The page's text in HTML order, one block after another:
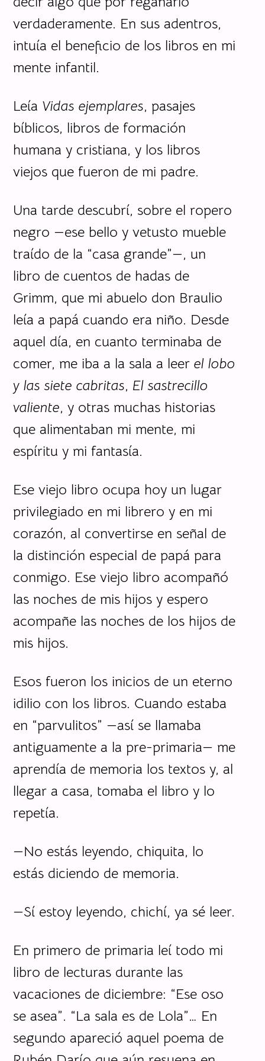
verdaderamente. En sus adentros,
intuía el beneficio de los libros en mi
mente infantil.
Leía Vidas ejemplares, pasajes
bíblicos, libros de formación
humana y cristiana, y los libros
viejos que fueron de mi padre.
Una tarde descubrí, sobre el ropero
negro —ese bello y vetusto mueble
traído de la “casa grande”—, un
libro de cuentos de hadas de
Grimm, que mi abuelo don Braulio
leía a papá cuando era niño. Desde
aquel día, en cuanto terminaba de
comer, me iba a la sala a leer el lobo
y las siete cabritas, El sastrecillo
valiente, y otras muchas historias
que alimentaban mi mente, mi
espíritu y mi fantasía.
Ese viejo libro ocupa hoy un lugar
privilegiado en mi librero y en mi
corazón, al convertirse en señal de
la distinción especial de papá para
conmigo. Ese viejo libro acompañó
las noches de mis hijos y espero
acompañe las noches de los hijos de
mis hijos.
Esos fueron los inicios de un eterno
idilio con los libros. Cuando estaba
en “parvulitos” —así se llamaba
antiguamente a la pre-primaria— me
aprendía de memoria los textos y, al
llegar a casa, tomaba el libro y lo
repetía.
—No estás leyendo, chiquita, lo
estás diciendo de memoria.
—Sí estoy leyendo, chichí, ya sé leer.
En primero de primaria leí todo mi
libro de lecturas durante las
vacaciones de diciembre: “Ese oso
se asea”. “La sala es de Lola”… En
segundo apareció aquel poema de